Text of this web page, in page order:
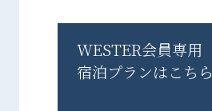
WESTER会員専用
宿泊プランはこちら